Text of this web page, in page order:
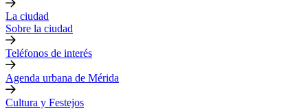
La ciudad
Sobre la ciudad
Teléfonos de interés
Agenda urbana de Mérida
Cultura y Festejos